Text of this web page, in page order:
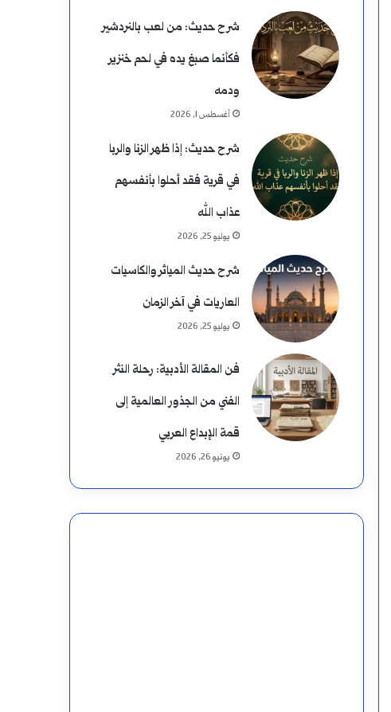
شرح حديث: من لعب بالنردشير
فكأنما صبغ يده في لحم خنزير
ودمه
أغسطس 1, 2026
شرح حديث: إذا ظهر الزنا والربا
في قرية فقد أحلوا بأنفسهم
عذاب الله
يوليو 25, 2026
شرح حديث المياثر والكاسيات
العاريات في آخر الزمان
يوليو 25, 2026
فن المقالة الأدبية: رحلة النثر
الفني من الجذور العالمية إلى
قمة الإبداع العربي
يونيو 26, 2026